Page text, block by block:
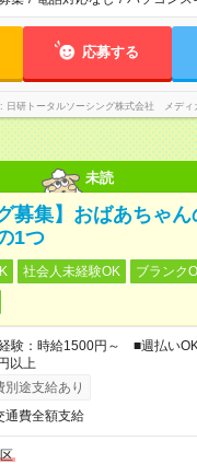
応募する
日研トータルソーシング株式会社 メディ
未読
募集】おばあちゃ
1つ
社会人未経験OK
ブランク
験：時給1500円～ ■週払い
以上
別途支給あり
通費全額支給